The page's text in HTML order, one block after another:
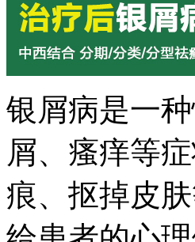
银屑病是一
屑、瘙痒等
痕、抠掉皮